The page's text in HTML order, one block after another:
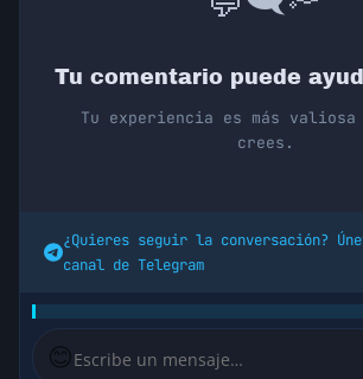
Tu comentario puede
Tu experiencia es más
crees.
¿Quieres seguir la conversación?
canal de Telegram
😊